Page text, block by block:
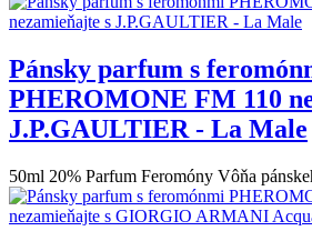
Pánsky parfum s
PHEROMONE FM 110
J.P.GAULTIER - La Male
50ml 20% Parfum Feromóny Vôňa